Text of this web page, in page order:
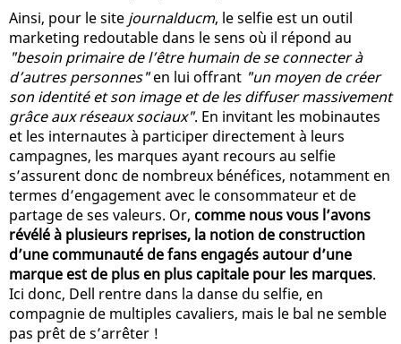
Ainsi, pour le site journalducm, le selfie est un outil
marketing redoutable dans le sens où il répond au
"besoin primaire de l’être humain de se connecter à
d’autres personnes"en lui offrant "un moyen de créer
son identité et son image et de les diffuser massivement
grâce aux réseaux sociaux". En invitant les mobinautes
et les internautes à participer directement à leurs
campagnes, les marques ayant recours au selfie
s’assurent donc de nombreux bénéfices, notamment en
termes d’engagement avec le consommateur et de
partage de ses valeurs. Or, comme nous vous l’avons
révélé à plusieurs reprises, la notion de construction
d’une communauté de fans engagés autour d’une
marque est de plus en plus capitale pour les marques.
Ici donc, Dell rentre dans la danse du selfie, en
compagnie de multiples cavaliers, mais le bal ne semble
pas prêt de s’arrêter !